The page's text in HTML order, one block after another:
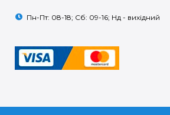
Пн-Пт: 08-18; Сб: 09-16; Нд - вихідний